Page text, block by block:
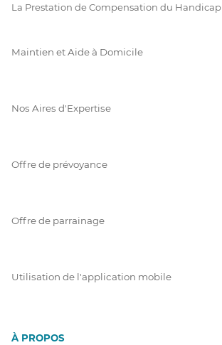
La Prestation de Compensation du Handicap
Maintien et Aide à Domicile
Nos Aires d'Expertise
Offre de prévoyance
Offre de parrainage
Utilisation de l'application mobile
À PROPOS